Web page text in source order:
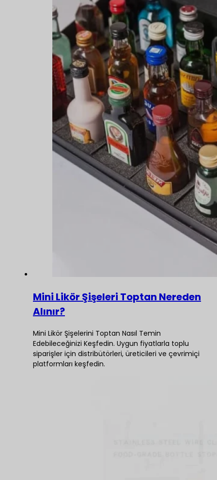
Mini Likör Şişeleri Toptan Nereden
Alınır?
Mini Likör Şişelerini Toptan Nasıl Temin
Edebileceğinizi Keşfedin. Uygun fiyatlarla toplu
siparişler için distribütörleri, üreticileri ve çevrimiçi
platformları keşfedin.